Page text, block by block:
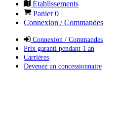
Établissements
Panier0
Connexion / Commandes
Connexion / Commandes
Prix garanti pendant 1 an
Carrières
Devenez un concessionnaire